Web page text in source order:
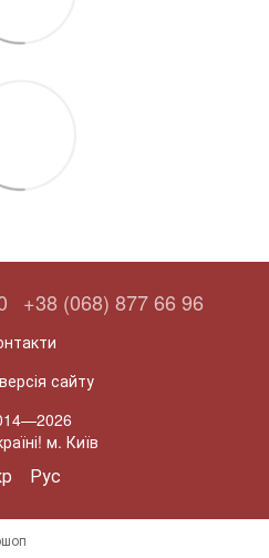
+38 (068) 877 66 96
сайту
м. Київ
Рус